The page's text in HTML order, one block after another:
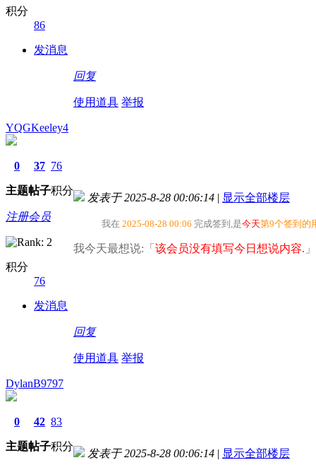
积分
86
发消息
回复
使用道具 举报
YQGKeeley4
0
主题
37
帖子
76
积分
注册会员
积分
76
发消息
发表于 2025-8-28 00:06:14 | 显示全部楼层
我在 2025-08-28 00:06 完成签到,是今天第9个签到的
我今天最想说:「 该会员没有填写今日想说内容.
回复
使用道具 举报
DylanB9797
0
主题
42
帖子
83
积分
发表于 2025-8-28 00:06:14 | 显示全部楼层